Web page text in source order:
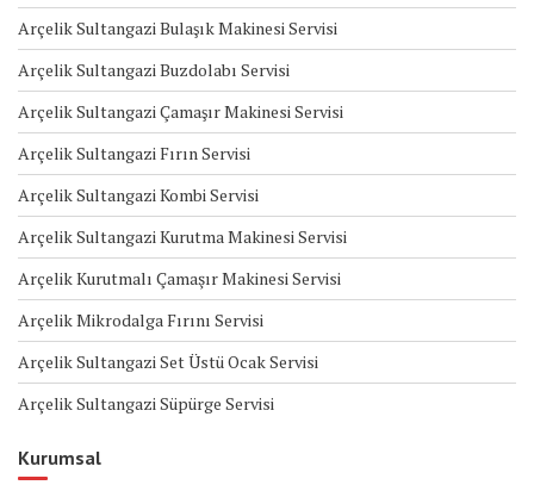
Arçelik Sultangazi Bulaşık Makinesi Servisi
Arçelik Sultangazi Buzdolabı Servisi
Arçelik Sultangazi Çamaşır Makinesi Servisi
Arçelik Sultangazi Fırın Servisi
Arçelik Sultangazi Kombi Servisi
Arçelik Sultangazi Kurutma Makinesi Servisi
Arçelik Kurutmalı Çamaşır Makinesi Servisi
Arçelik Mikrodalga Fırını Servisi
Arçelik Sultangazi Set Üstü Ocak Servisi
Arçelik Sultangazi Süpürge Servisi
Kurumsal